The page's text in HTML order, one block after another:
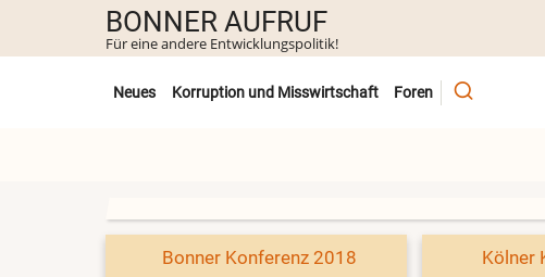
Inhalt
BONNER AUFRUF
Für eine andere Entwicklungspolitik!
Untermenü
Neues Korruption und Misswirtschaft Foren
Bonner Konferenz 2018 Kölner